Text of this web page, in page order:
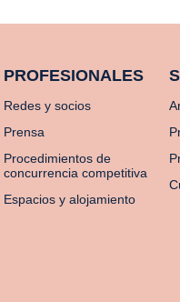
PROFESIONALES
Redes y socios
Prensa
Procedimientos de
concurrencia competitiva
Espacios y alojamiento